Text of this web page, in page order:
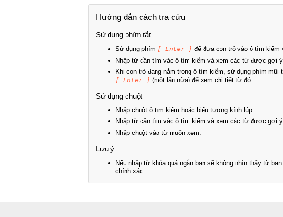
Hướng dẫn cách tra cứu
Sử dụng phím tắt
Sử dụng phím [ Enter ] để đưa con trỏ vào ô tìm kiếm
Nhập từ cần tìm vào ô tìm kiếm và xem các từ được gợi ý
Khi con trỏ đang nằm trong ô tìm kiếm, sử dụng phím mũi
[ Enter ] (một lần nữa) để xem chi tiết từ đó.
Sử dụng chuột
Nhấp chuột ô tìm kiếm hoặc biểu tượng kính lúp.
Nhập từ cần tìm vào ô tìm kiếm và xem các từ được gợi
Nhấp chuột vào từ muốn xem.
Lưu ý
Nếu nhập từ khóa quá ngắn bạn sẽ không nhìn thấy từ
chính xác.